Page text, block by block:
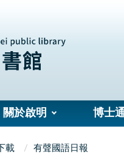
關於啟明 博士
載 有聲國語日報